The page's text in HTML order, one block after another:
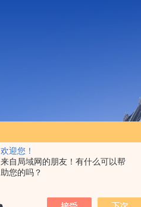
欢迎您！
来自局域网的朋友！有什么可以帮
助您的吗？